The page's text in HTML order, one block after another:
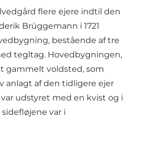
flere ejere indtil den
Brüggemann i 1721
bestående af tre
tegltag. Hovedbygningen,
gammelt voldsted, som
anlagt af den tidligere ejer
var udstyret med en kvist og i
var i